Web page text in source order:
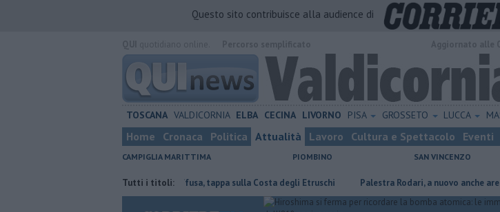
Questo sito contribuisce alla audience di
TOSCANA VALDICORNIA ELBA CECINA LIVORNO PISA GROSSETO LUCCA
Home Cronaca Politica Attualità Lavoro Cultura e Spettacolo Eventi
CAMPIGLIA MARITTIMA PIOMBINO SAN VINCENZO
Tutti i titoli:
Cultura diffusa, tappa sulla Costa degli Etruschi Palestra Rodari, a nuovo anche area